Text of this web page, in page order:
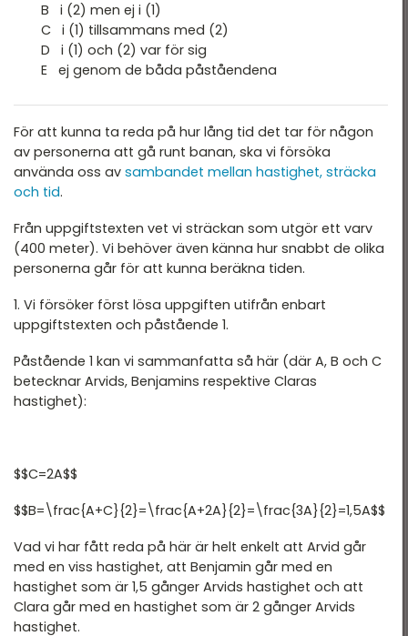
B i (2) men ej i (1)
C i (1) tillsammans med (2)
D i (1) och (2) var för sig
E ej genom de båda påståendena
För att kunna ta reda på hur lång tid det tar för någon
av personerna att gå runt banan, ska vi försöka
använda oss av sambandet mellan hastighet, sträcka
och tid.
Från uppgiftstexten vet vi sträckan som utgör ett varv
(400 meter). Vi behöver även känna hur snabbt de olika
personerna går för att kunna beräkna tiden.
1. Vi försöker först lösa uppgiften utifrån enbart
uppgiftstexten och påstående 1.
Påstående 1 kan vi sammanfatta så här (där A, B och C
betecknar Arvids, Benjamins respektive Claras
hastighet):
$$C=2A$$
$$B=\frac{A+C}{2}=\frac{A+2A}{2}=\frac{3A}{2}=1,5A$$
Vad vi har fått reda på här är helt enkelt att Arvid går
med en viss hastighet, att Benjamin går med en
hastighet som är 1,5 gånger Arvids hastighet och att
Clara går med en hastighet som är 2 gånger Arvids
hastighet.
2022 - maj
2022 - mars
2021
2018
2017
2013
DTK - Provpass 4
2012